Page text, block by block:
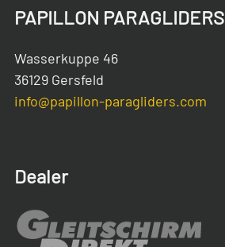
PAPILLON PARAGLIDERS
Wasserkuppe 46
36129 Gersfeld
info@papillon-paragliders.com
Dealer